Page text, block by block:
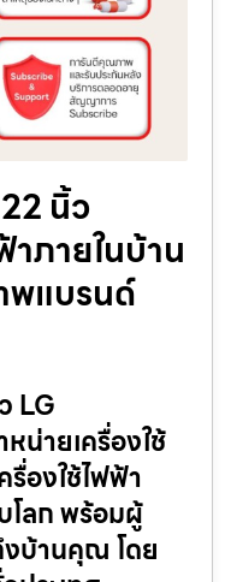
นิ้ว
าภายในบ้าน
แบรนด์
LG
น่ายเครื่องใช้
องใช้ไฟฟ้า
ลก พร้อมผู้
บ้านคุณ โดย